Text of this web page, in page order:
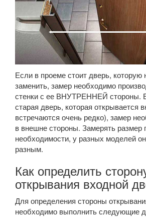
Если в проеме стоит дверь, которую
заменить, замер необходимо
стенки с ее ВНУТРЕННЕЙ стороны.
старая дверь, которая открывается
встречаются очень редко), замер
в внешне стороны. Замерять размер
необходимости, у разных моделей
разным.
Как определить
открывания входной
Для определения стороны
необходимо выполнить следующие